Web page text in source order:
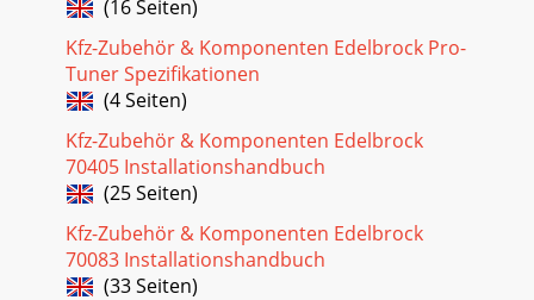
Seite 24
©2013 Edelbrock LLCPart #1580 & 1585Brochure #63-
1580Rev. 6/25/13 - QT/mcEdelbrock 4.6L Ford Supercharger
System for 2005 and later Mustang GTsIns
Seite 25
©2013 Edelbrock LLCPart #1580 & 1585Brochure #63-
1580Rev. 6/25/13 - QT/mcEdelbrock 4.6L Ford Supercharger
System for 2005 and later Mustang GTsIns
Seite 26
(16 Seiten)
Kfz-Zubehör & Komponenten Edelbrock Pro-
Tuner Spezifikationen
(4 Seiten)
Kfz-Zubehör & Komponenten Edelbrock
70405 Installationshandbuch
(25 Seiten)
Kfz-Zubehör & Komponenten Edelbrock
70083 Installationshandbuch
(33 Seiten)